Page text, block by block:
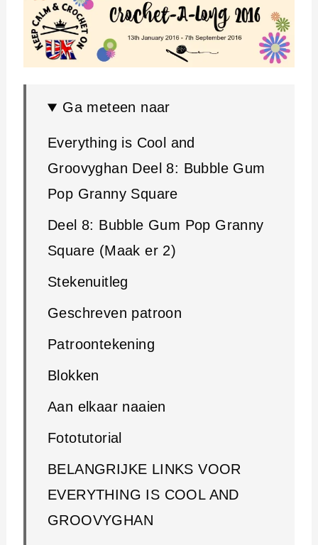
Ga meteen naar
Everything is Cool and
Groovyghan Deel 8: Bubble Gum
Pop Granny Square
Deel 8: Bubble Gum Pop Granny
Square (Maak er 2)
Stekenuitleg
Geschreven patroon
Patroontekening
Blokken
Aan elkaar naaien
Fototutorial
BELANGRIJKE LINKS VOOR
EVERYTHING IS COOL AND
GROOVYGHAN